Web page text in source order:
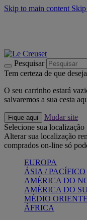
Skip to main content
Pesquisar
Tem certeza de que
O seu carrinho estará
salvaremos a sua cesta
Fique aqui
Mudar site
Selecione sua localização
Alterar sua localização
comprados on-line só
EUROPA
ÁSIA / PACÍFICO
AMÉRICA DO
AMÉRICA DO
MÉDIO ORIENTE
ÁFRICA